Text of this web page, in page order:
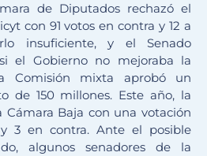
de Diputados rechazó el
con 91 votos en contra y 12 a
insuficiente, y el Senado
el Gobierno no mejoraba la
Comisión mixta aprobó un
de 150 millones. Este año, la
Baja con una votación
3 en contra. Ante el posible
algunos senadores de la